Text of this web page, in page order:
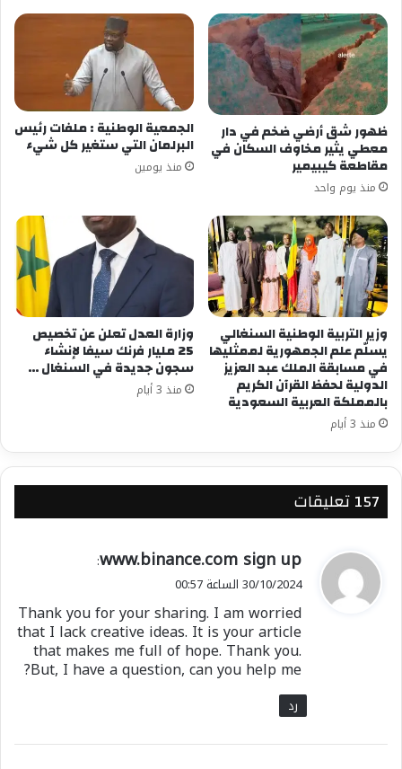
ظهور شق أرضي ضخم في دار
معطي يثير مخاوف السكان في
مقاطعة كيبيمير
منذ يوم واحد
الجمعية الوطنية : ملفات رئيس
البرلمان التي ستغير كل شيء
منذ يومين
وزير التربية الوطنية السنغالي
يسلّم علم الجمهورية لممثليها
في مسابقة الملك عبد العزيز
الدولية لحفظ القرآن الكريم
بالمملكة العربية السعودية
منذ 3 أيام
وزارة العدل تعلن عن تخصيص
25 مليار فرنك سيفا لإنشاء
سجون جديدة في السنغال …
منذ 3 أيام
‫157 تعليقات
ي
ق
ل
www.binance.com sign up
:
30/10/2024 الساعة 00:57
Thank you for your sharing. I am worried
that I lack creative ideas. It is your article
that makes me full of hope. Thank you.
But, I have a question, can you help me?
رد